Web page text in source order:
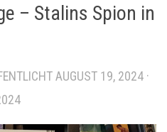
– Stalins Spion in
AUGUST 19, 2024 ·